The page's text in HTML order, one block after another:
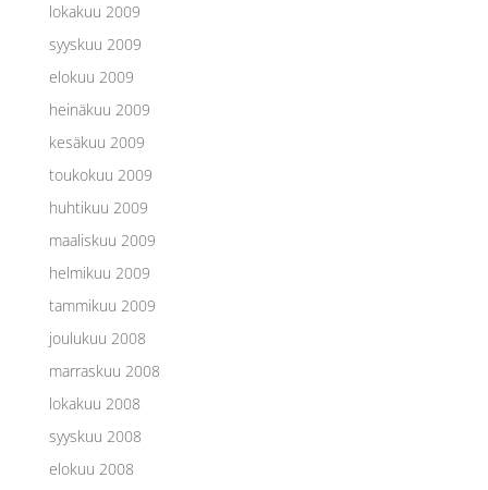
lokakuu 2009
syyskuu 2009
elokuu 2009
heinäkuu 2009
kesäkuu 2009
toukokuu 2009
huhtikuu 2009
maaliskuu 2009
helmikuu 2009
tammikuu 2009
joulukuu 2008
marraskuu 2008
lokakuu 2008
syyskuu 2008
elokuu 2008